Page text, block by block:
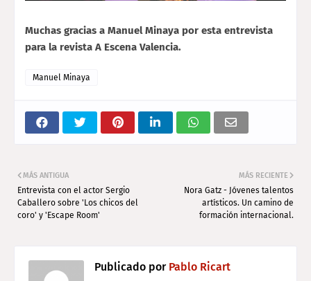
Muchas gracias a Manuel Minaya por esta entrevista
para la revista A Escena Valencia.
Manuel Minaya
MÁS RECIENTE
Nora Gatz - Jóvenes talentos
artísticos. Un camino de
formación internacional.
MÁS ANTIGUA
Entrevista con el actor Sergio
Caballero sobre 'Los chicos del
coro' y 'Escape Room'
Publicado porPablo Ricart